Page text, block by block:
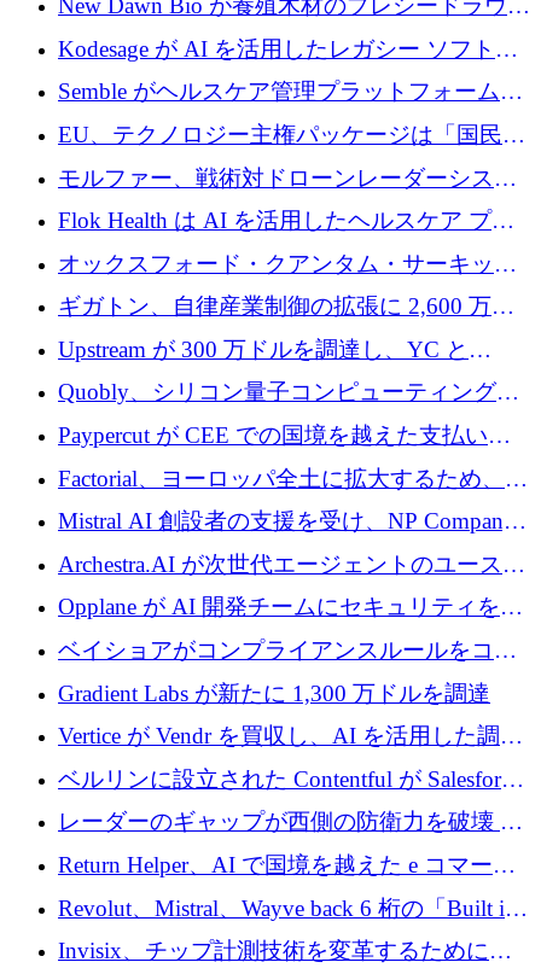
New Dawn Bio が養殖木材のプレシードラウン
ドで 210 万ユーロを調達
Kodesage が AI を活用したレガシー ソフトウ
ェアの最新化のために 660 万ドルを調達
Semble がヘルスケア管理プラットフォームを
拡大するためにシリーズ C で 3,000 万ポンド
を調達
EU、テクノロジー主権パッケージは「国民の
保護」に関するものだと発言
モルファー、戦術対ドローンレーダーシステ
ムを最前線に近づけるために150万ユーロを調
Flok Health は AI を活用したヘルスケア プラ
ットフォームの成長に 1,250 万ドルを投資
オックスフォード・クアンタム・サーキット
が「成人向け」2億6,000万ポンドの資金調達
ラウンドを獲得
ギガトン、自律産業制御の拡張に 2,600 万ド
ルを調達
Upstream が 300 万ドルを調達し、YC と
Xavier Niel が支援する共同 AI 受信箱を立ち上
Quobly、シリコン量子コンピューティングの
商用化のためにシリーズ A で 1 億 1,500 万ユ
ーロを調達
Paypercut が CEE での国境を越えた支払いを
拡大するために 500 万ユーロを確保
Factorial、ヨーロッパ全土に拡大するため、25
億ドルの評価額で1億5,000万ドルのシリーズD
Mistral AI 創設者の支援を受け、NP Company
がエンジニアリング向け AI を推進するために
600 万ユーロのプレシードを確保
Archestra.AI が次世代エージェントのユースケ
ースを実現するために 1,000 万ドルを調達
Opplane が AI 開発チームにセキュリティをも
たらすために 450 万ユーロを調達
ベイショアがコンプライアンスルールをコー
ド化するために800万ドルを調達
Gradient Labs が新たに 1,300 万ドルを調達
Vertice が Vendr を買収し、AI を活用した調達
インテリジェンス プラットフォームを構築
ベルリンに設立された Contentful が Salesforce
に買収される
レーダーのギャップが西側の防衛力を破壊 —
そしてベルリンのチップスタートアップがそ
れを埋める
Return Helper、AI で国境を越えた e コマース
の返品を利益に変えるシリーズ A で 400 万ド
ルを調達
Revolut、Mistral、Wayve back 6 桁の「Built in
Europe」キャンペーン
Invisix、チップ計測技術を変革するために